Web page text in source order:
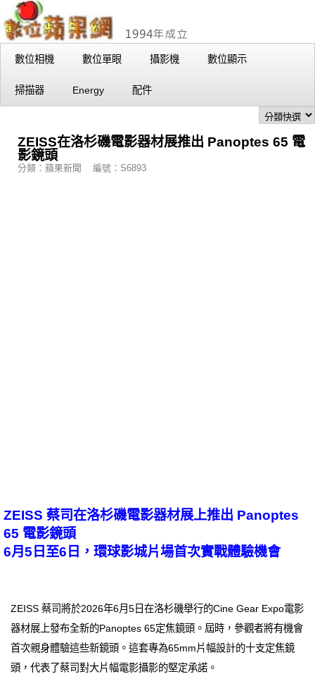
數位相機 數位單眼 攝影機 數位顯示
掃描器 Energy 配件
ZEISS在洛杉磯電影器材展推出 Panoptes 65 電
影鏡頭
分類：蘋果新聞 編號：S6893
ZEISS 蔡司在洛杉磯電影器材展上推出 Panoptes
65 電影鏡頭
6月5日至6日，環球影城片場首次實戰體驗機會
ZEISS 蔡司將於2026年6月5日在洛杉磯舉行的Cine Gear Expo電影
器材展上發布全新的Panoptes 65定焦鏡頭。屆時，參觀者將有機會
首次親身體驗這些新鏡頭。這套專為65mm片幅設計的十支定焦鏡
頭，代表了蔡司對大片幅電影攝影的堅定承諾。